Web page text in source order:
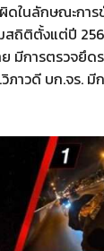
ในลักษณะการ
ถิติตั้งแต่ปี
มีการตรวจยึด
าวดี บก.จร.